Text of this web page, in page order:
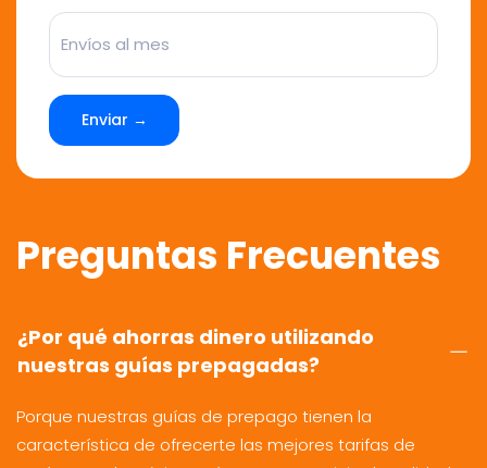
Enviar →
Preguntas Frecuentes
¿Por qué ahorras dinero utilizando
nuestras guías prepagadas?
Porque nuestras guías de prepago tienen la
característica de ofrecerte las mejores tarifas de